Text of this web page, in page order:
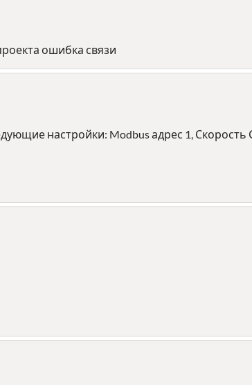
ошибка связи
настройки: Modbus адрес 1,